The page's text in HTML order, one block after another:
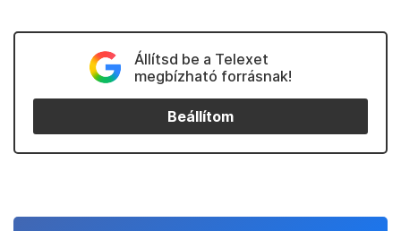
Állítsd be a Telexet
megbízható forrásnak!
Beállítom